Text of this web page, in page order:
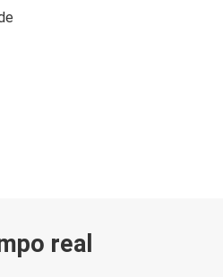
real